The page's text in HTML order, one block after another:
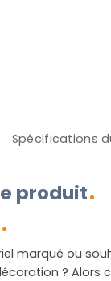
Spécifications
produit
marqué ou
? Alors